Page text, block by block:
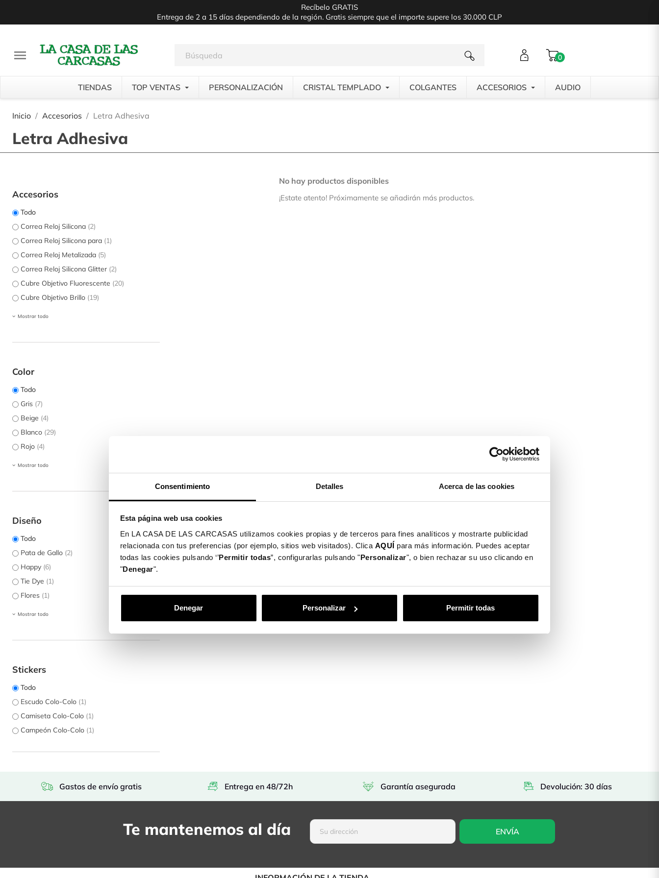
Consentimiento Detalles Acerca de las cookies
Esta página web usa cookies
En LA CASA DE LAS CARCASAS utilizamos cookies propias y de terceros para fines analíticos y mostrarte publicidad
relacionada con tus preferencias (por ejemplo, sitios web visitados). Clica AQUÍ para más información. Puedes aceptar
todas las cookies pulsando ‘’Permitir todas”, configurarlas pulsando "Personalizar", o bien rechazar su uso clicando en
"Denegar".
Denegar Personalizar Permitir todas
Recíbelo GRATIS
Entrega de 2 a 15 días dependiendo de la región. Gratis siempre que el importe supere los 30.000 CLP
 0
TIENDAS TOP VENTAS PERSONALIZACIÓN CRISTAL TEMPLADO COLGANTES ACCESORIOS AUDIO
Inicio Accesorios Letra Adhesiva
Letra Adhesiva
Accesorios
Todo
Correa Reloj Silicona (2)
Correa Reloj Silicona para (1)
Correa Reloj Metalizada (5)
Correa Reloj Silicona Glitter (2)
Cubre Objetivo Fluorescente (20)
Cubre Objetivo Brillo (19)
Mostrar todo
Color
Todo
Gris (7)
Beige (4)
Blanco (29)
Rojo (4)
Mostrar todo
Diseño
Todo
Pata de Gallo (2)
Happy (6)
Tie Dye (1)
Flores (1)
Mostrar todo
Stickers
Todo
Escudo Colo-Colo (1)
Camiseta Colo-Colo (1)
Campeón Colo-Colo (1)
No hay productos disponibles
¡Estate atento! Próximamente se añadirán más productos.
Gastos de envío gratis Entrega en 48/72h Garantía asegurada Devolución: 30 días
Te mantenemos al día